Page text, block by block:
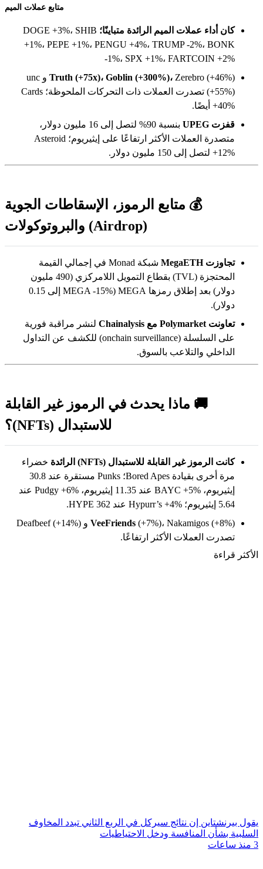
متابع عملات الميم
كان أداء عملات الميم الرائدة متباينًا؛ DOGE +3%، SHIB
+1%، PEPE +1%، PENGU +4%، TRUMP -2%، BONK
-1%، SPX +1%، FARTCOIN +2%
Truth (+75x)، Goblin (+300%)،
Zerebro (+46%) و unc
(+55%) تصدرت العملات ذات التحركات الملحوظة؛ Cards
+40% أيضًا.
قفزت UPEG
بنسبة 90% لتصل إلى 16 مليون دولار،
متصدرة العملات الأكثر ارتفاعًا على إيثيريوم؛ Asteroid
+12% لتصل إلى 150 مليون دولار.
💰 متابع الرموز، الإسقاطات الجوية
(Airdrop) والبروتوكولات
تجاوزت MegaETH
شبكة Monad في إجمالي القيمة
المحتجزة (TVL) بقطاع التمويل اللامركزي (490 مليون
دولار) بعد إطلاق رمزها MEGA (MEGA -15% إلى 0.15
دولار).
تعاونت Polymarket مع Chainalysis
لنشر مراقبة فورية
على السلسلة (onchain surveillance) للكشف عن التداول
الداخلي والتلاعب بالسوق.
🚚 ماذا يحدث في الرموز غير القابلة
للاستبدال (NFTs)؟
كانت الرموز غير القابلة للاستبدال (NFTs) الرائدة
خضراء
مرة أخرى بقيادة Bored Apes؛ Punks مستقرة عند 30.8
إيثيريوم، BAYC +5% عند 11.35 إيثيريوم، Pudgy +6% عند
5.64 إيثيريوم؛ Hypurr’s +4% عند 362 HYPE.
VeeFriends
(+7%)، Nakamigos (+8%) و Deafbeef (+14%)
تصدرت العملات الأكثر ارتفاعًا.
الأكثر قراءة
يقول بيرنشتاين إن نتائج سيركل في الربع الثاني تبدد المخاوف
السلبية بشأن المنافسة ودخل الاحتياطيات
3 منذ ساعات